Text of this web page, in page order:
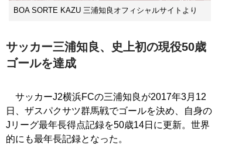
BOA SORTE KAZU 三浦知良オフィシャルサイトより
サッカー三浦知良、史上初の現役50歳
ゴールを達成
サッカーJ2横浜FCの三浦知良が2017年3月12
日、ザスパクサツ群馬戦でゴールを決め、自身の
Jリーグ最年長得点記録を50歳14日に更新。世界
的にも最年長記録となった。